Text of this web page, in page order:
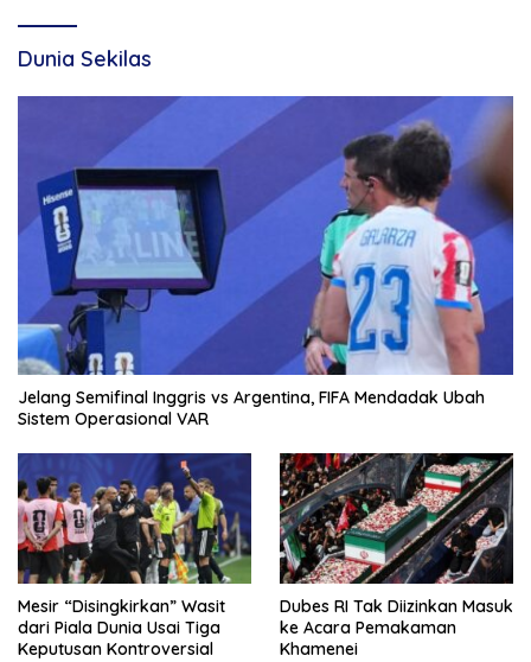
Dunia Sekilas
Jelang Semifinal Inggris vs Argentina, FIFA Mendadak Ubah
Sistem Operasional VAR
Mesir “Disingkirkan” Wasit
dari Piala Dunia Usai Tiga
Keputusan Kontroversial
Dubes RI Tak Diizinkan Masuk
ke Acara Pemakaman
Khamenei